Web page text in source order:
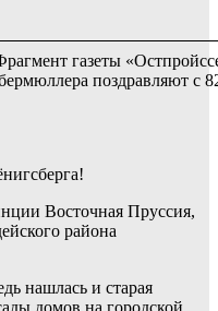
газеты
поздравляют с
Восточная Пруссия,
района
нашлась и старая
домов на городской